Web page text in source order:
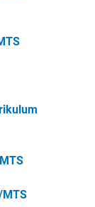
MTS